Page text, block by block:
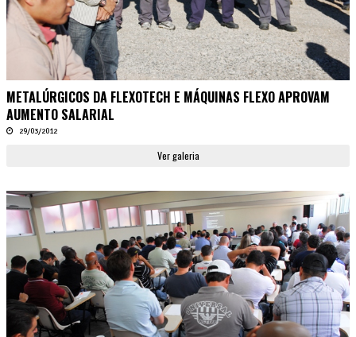
METALÚRGICOS DA FLEXOTECH E MÁQUINAS FLEXO APROVAM
AUMENTO SALARIAL
29/03/2012
Ver galeria